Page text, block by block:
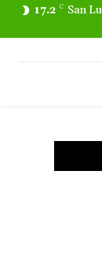
17.2 C San